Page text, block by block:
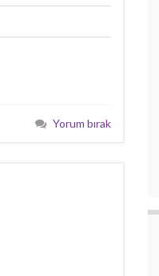
Yorum bırak